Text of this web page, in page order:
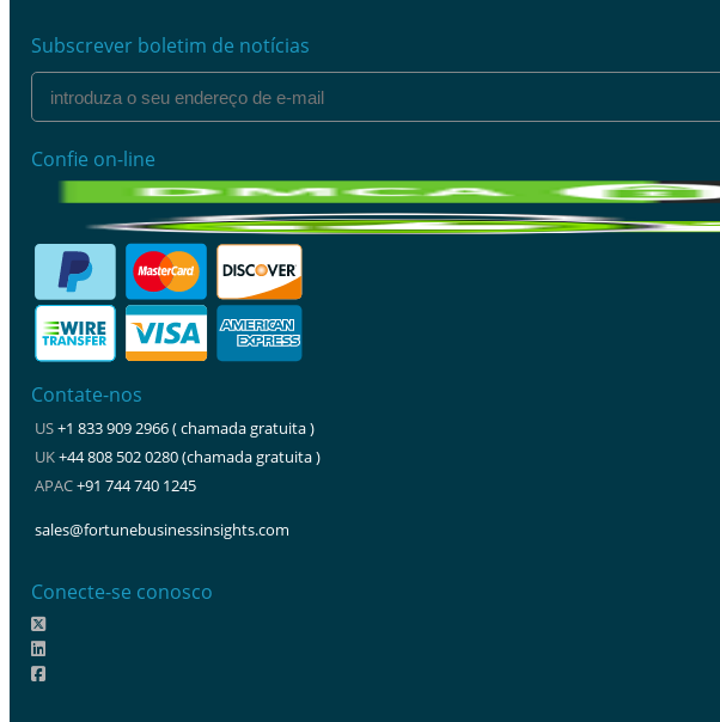
Subscrever boletim de notícias
Confie on-line
Contate-nos
US+1 833 909 2966 ( chamada gratuita )
UK+44 808 502 0280 (chamada gratuita )
APAC+91 744 740 1245
sales@fortunebusinessinsights.com
Conecte-se conosco